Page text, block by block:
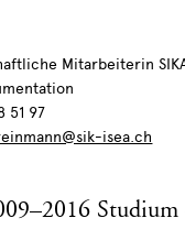
Mitarbeiterin
51 97
isea.ch
Studium